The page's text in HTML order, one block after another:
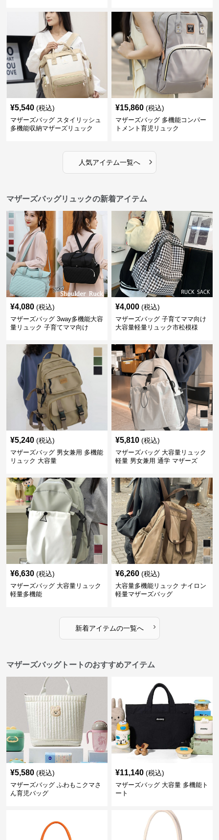
¥5,540 (税込)
マザーズバッグ スタイリッシュ
多機能収納マザーズリュック
¥15,860 (税込)
マザーズバッグ 多機能コンパー
トメント育児リュック
人気アイテム一覧へ ›
マザーズバッグリュックの新着アイテム
¥4,080 (税込)
マザーズバッグ 3way多機能大容
量リュック 子育てママ向け
¥4,000 (税込)
マザーズバッグ 子育てママ向け
大容量軽量リュック市松模様
¥5,240 (税込)
マザーズバッグ 男女兼用 多機能
リュック 大容量
¥5,810 (税込)
マザーズバッグ 大容量リュック
軽量 男女兼用 通学 マザーズ
¥6,630 (税込)
マザーズバッグ 大容量リュック
軽量多機能
¥6,260 (税込)
大容量多機能リュック ナイロン
軽量マザーズバッグ
新着アイテムの一覧へ ›
マザーズバッグトートのおすすめアイテム
¥5,580 (税込)
マザーズバッグ ふわもこクマさ
ん育児バッグ
¥11,140 (税込)
マザーズバッグ 大容量 多機能ト
ート